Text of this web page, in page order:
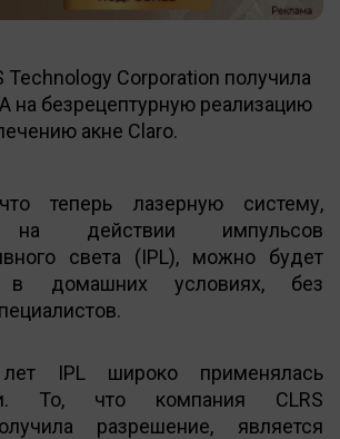
Technology Corporation получила
на безрецептурную реализацию
акне Claro.
теперь лазерную систему,
на действии импульсов
света (IPL), можно будет
в домашних условиях, без
IPL широко применялась
То, что компания CLRS
разрешение, является